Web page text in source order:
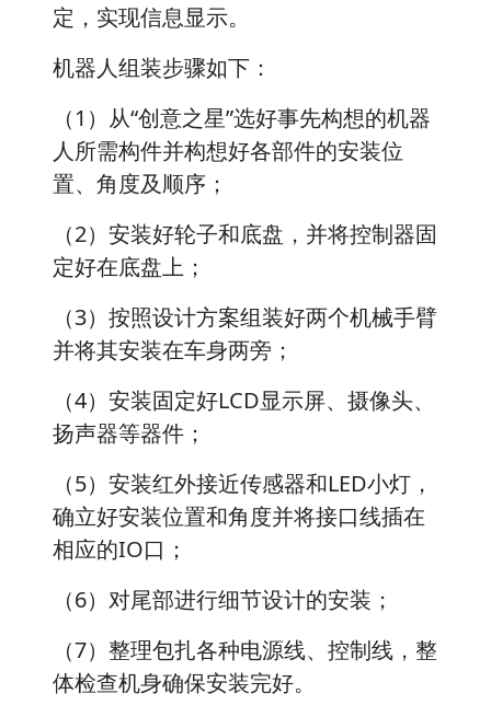
定，实现信息显示。
机器人组装步骤如下：
（1）从“创意之星”选好事先构想的机器
人所需构件并构想好各部件的安装位
置、角度及顺序；
（2）安装好轮子和底盘，并将控制器固
定好在底盘上；
（3）按照设计方案组装好两个机械手臂
并将其安装在车身两旁；
（4）安装固定好LCD显示屏、摄像头、
扬声器等器件；
（5）安装红外接近传感器和LED小灯，
确立好安装位置和角度并将接口线插在
相应的IO口；
（6）对尾部进行细节设计的安装；
（7）整理包扎各种电源线、控制线，整
体检查机身确保安装完好。